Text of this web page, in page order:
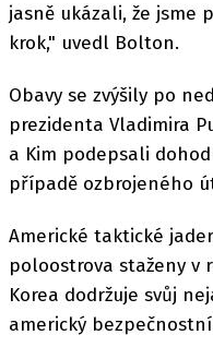
jasně ukázali, že jsme
krok," uvedl Bolton.
Obavy se zvýšily po
prezidenta Vladimira
a Kim podepsali
případě ozbrojeného
Americké taktické
poloostrova staženy v
Korea dodržuje svůj
americký bezpečnostní